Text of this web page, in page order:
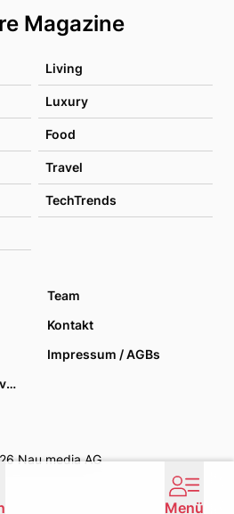
Magazine
Living
Luxury
Food
Travel
TechTrends
Team
Kontakt
Impressum / AGBs
Datenschutzoptionen verwalten
Nau media AG
Menü